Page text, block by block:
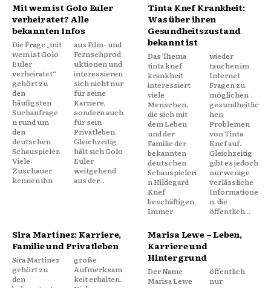
Mit wem ist Golo Euler
verheiratet? Alle
bekannten Infos
Die Frage „mit
wem ist Golo
Euler
verheiratet“
gehört zu
den
häufigsten
Suchanfrage
n rund um
den
deutschen
Schauspieler.
Viele
Zuschauer
kennen ihn
aus Film- und
Fernsehprod
uktionen und
interessieren
sich nicht nur
für seine
Karriere,
sondern auch
für sein
Privatleben.
Gleichzeitig
hält sich Golo
Euler
weitgehend
aus der...
Tinta Knef Krankheit:
Was über ihren
Gesundheitszustand
bekannt ist
Das Thema
tinta knef
krankheit
interessiert
viele
Menschen,
die sich mit
dem Leben
und der
Familie der
bekannten
deutschen
Schauspieleri
n Hildegard
Knef
beschäftigen.
Immer
wieder
tauchen im
Internet
Fragen zu
möglichen
gesundheitlic
hen
Problemen
von Tinta
Knef auf.
Gleichzeitig
gibt es jedoch
nur wenige
verlässliche
Informatione
n, die
öffentlich...
Sira Martínez: Karriere,
Familie und Privatleben
Sira Martínez
gehört zu
den
große
Aufmerksam
keit erhalten.
Marisa Lewe – Leben,
Karriere und
Hintergrund
Der Name
Marisa Lewe
öffentlich
nur